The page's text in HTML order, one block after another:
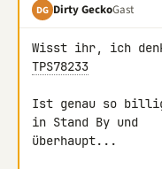
DG Dirty GeckoGast
TPS78233
Ist genau so
in Stand By und
überhaupt...